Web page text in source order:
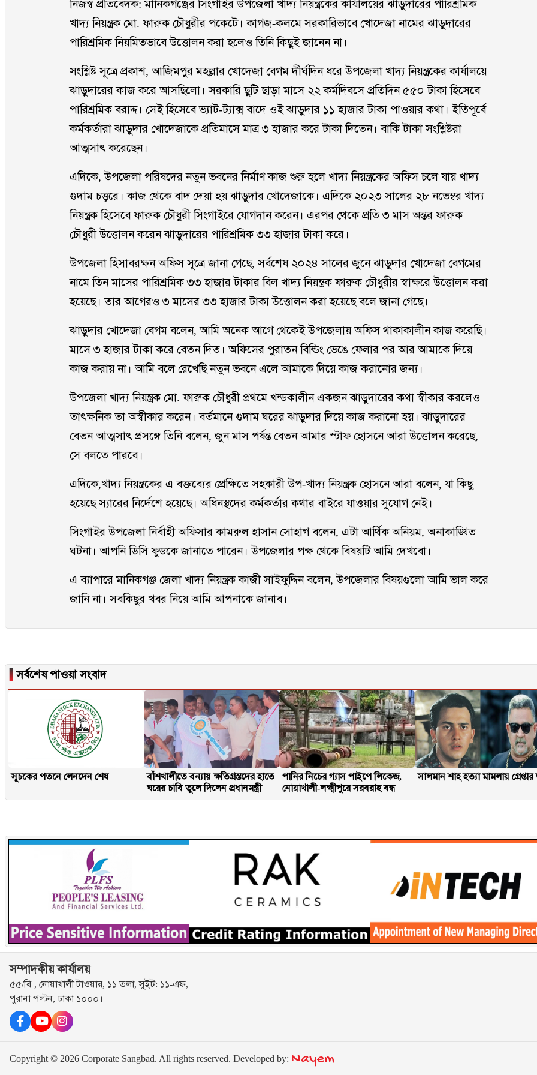
নিজস্ব প্রতিবেদক: মানিকগঞ্জের সিংগাইর উপজেলা খাদ্য নিয়ন্ত্রকের কার্যালয়ের ঝাড়ুদারের পারিশ্রমিক
খাদ্য নিয়ন্ত্রক মো. ফারুক চৌধুরীর পকেটে। কাগজ-কলমে সরকারিভাবে খোদেজা নামের ঝাড়ুদারের
পারিশ্রমিক নিয়মিতভাবে উত্তোলন করা হলেও তিনি কিছুই জানেন না।
সংশ্লিষ্ট সূত্রে প্রকাশ, আজিমপুর মহল্লার খোদেজা বেগম দীর্ঘদিন ধরে উপজেলা খাদ্য নিয়ন্ত্রকের কার্যালয়ে
ঝাড়ুদারের কাজ করে আসছিলো। সরকারি ছুটি ছাড়া মাসে ২২ কর্মদিবসে প্রতিদিন ৫৫০ টাকা হিসেবে
পারিশ্রমিক বরাদ্দ। সেই হিসেবে ভ্যাট-ট্যাক্স বাদে ওই ঝাড়ুদার ১১ হাজার টাকা পাওয়ার কথা। ইতিপূর্বে
কর্মকর্তারা ঝাড়ুদার খোদেজাকে প্রতিমাসে মাত্র ৩ হাজার করে টাকা দিতেন। বাকি টাকা সংশ্লিষ্টরা
আত্মসাৎ করেছেন।
এদিকে, উপজেলা পরিষদের নতুন ভবনের নির্মাণ কাজ শুরু হলে খাদ্য নিয়ন্ত্রকের অফিস চলে যায় খাদ্য
গুদাম চত্ত্বরে। কাজ থেকে বাদ দেয়া হয় ঝাড়ুদার খোদেজাকে। এদিকে ২০২৩ সালের ২৮ নভেম্বর খাদ্য
নিয়ন্ত্রক হিসেবে ফারুক চৌধুরী সিংগাইরে যোগদান করেন। এরপর থেকে প্রতি ৩ মাস অন্তর ফারুক
চৌধুরী উত্তোলন করেন ঝাড়ুদারের পারিশ্রমিক ৩৩ হাজার টাকা করে।
উপজেলা হিসাবরক্ষন অফিস সূত্রে জানা গেছে, সর্বশেষ ২০২৪ সালের জুনে ঝাড়ুদার খোদেজা বেগমের
নামে তিন মাসের পারিশ্রমিক ৩৩ হাজার টাকার বিল খাদ্য নিয়ন্ত্রক ফারুক চৌধুরীর স্বাক্ষরে উত্তোলন করা
হয়েছে। তার আগেরও ৩ মাসের ৩৩ হাজার টাকা উত্তোলন করা হয়েছে বলে জানা গেছে।
ঝাড়ুদার খোদেজা বেগম বলেন, আমি অনেক আগে থেকেই উপজেলায় অফিস থাকাকালীন কাজ করেছি।
মাসে ৩ হাজার টাকা করে বেতন দিত। অফিসের পুরাতন বিল্ডিং ভেঙে ফেলার পর আর আমাকে দিয়ে
কাজ করায় না। আমি বলে রেখেছি নতুন ভবনে এলে আমাকে দিয়ে কাজ করানোর জন্য।
উপজেলা খাদ্য নিয়ন্ত্রক মো. ফারুক চৌধুরী প্রথমে খন্ডকালীন একজন ঝাড়ুদারের কথা স্বীকার করলেও
তাৎক্ষনিক তা অস্বীকার করেন। বর্তমানে গুদাম ঘরের ঝাড়ুদার দিয়ে কাজ করানো হয়। ঝাড়ুদারের
বেতন আত্মসাৎ প্রসঙ্গে তিনি বলেন, জুন মাস পর্যন্ত বেতন আমার স্টাফ হোসনে আরা উত্তোলন করেছে,
সে বলতে পারবে।
এদিকে,খাদ্য নিয়ন্ত্রকের এ বক্তব্যের প্রেক্ষিতে সহকারী উপ-খাদ্য নিয়ন্ত্রক হোসনে আরা বলেন, যা কিছু
হয়েছে স্যারের নির্দেশে হয়েছে। অধিনস্থদের কর্মকর্তার কথার বাইরে যাওয়ার সুযোগ নেই।
সিংগাইর উপজেলা নির্বাহী অফিসার কামরুল হাসান সোহাগ বলেন, এটা আর্থিক অনিয়ম, অনাকাঙ্খিত
ঘটনা। আপনি ডিসি ফুডকে জানাতে পারেন। উপজেলার পক্ষ থেকে বিষয়টি আমি দেখবো।
এ ব্যাপারে মানিকগঞ্জ জেলা খাদ্য নিয়ন্ত্রক কাজী সাইফুদ্দিন বলেন, উপজেলার বিষয়গুলো আমি ভাল করে
জানি না। সবকিছুর খবর নিয়ে আমি আপনাকে জানাব।
▐সর্বশেষ পাওয়া সংবাদ
সূচকের পতনে লেনদেন শেষ
বাঁশখালীতে বন্যায় ক্ষতিগ্রস্তদের হাতে
ঘরের চাবি তুলে দিলেন প্রধানমন্ত্রী
পানির নিচের গ্যাস পাইপে লিকেজ,
নোয়াখালী-লক্ষ্মীপুরে সরবরাহ বন্ধ
সালমান শাহ হত্যা মামলায়
সম্পাদকীয় কার্যালয়
৫৫/বি , নোয়াখালী টাওয়ার, ১১ তলা, সুইট: ১১-এফ,
পুরানা পল্টন, ঢাকা ১০০০।
Copyright © 2026 Corporate Sangbad. All rights reserved. Developed by: Nayem